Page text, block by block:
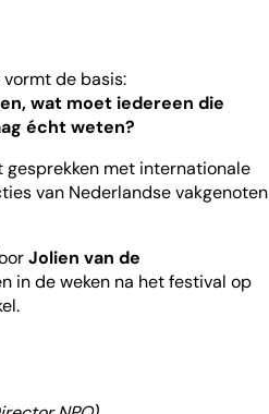
de basis:
wat moet iedereen die
écht weten?
gesprekken met internationale
van Nederlandse vakgenoten
Jolien van de
in de weken na het festival op